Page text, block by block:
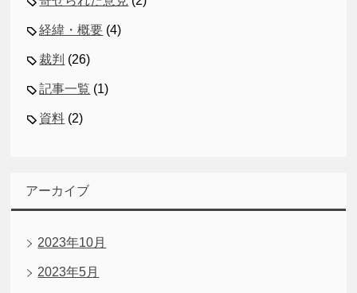
経緯・概要 (4)
裁判 (26)
記事一覧 (1)
資料 (2)
アーカイブ
2023年10月
2023年5月